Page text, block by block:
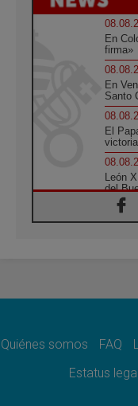
En
firma»
En
Santo
El
León
del
Quiénes somos FAQ
Estatus legal